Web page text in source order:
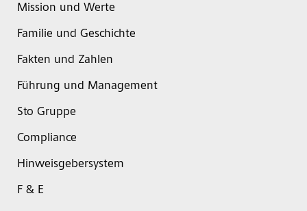
Mission und Werte
Familie und Geschichte
Fakten und Zahlen
Führung und Management
Sto Gruppe
Compliance
Hinweisgebersystem
F & E